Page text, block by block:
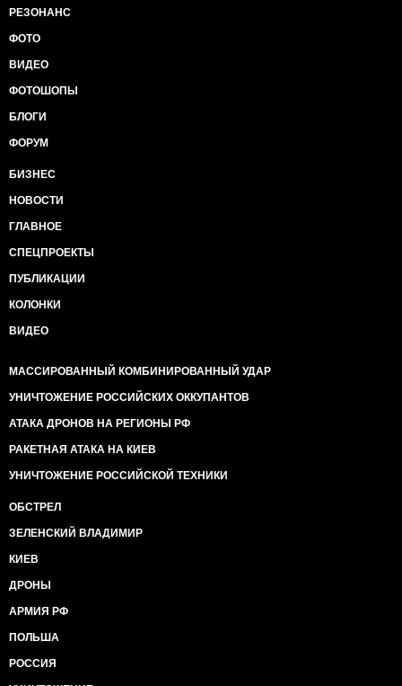
РЕЗОНАНС
ФОТО
ВИДЕО
ФОТОШОПЫ
БЛОГИ
ФОРУМ
БИЗНЕС
НОВОСТИ
ГЛАВНОЕ
СПЕЦПРОЕКТЫ
ПУБЛИКАЦИИ
КОЛОНКИ
ВИДЕО
МАССИРОВАННЫЙ КОМБИНИРОВАННЫЙ УДАР
УНИЧТОЖЕНИЕ РОССИЙСКИХ ОККУПАНТОВ
АТАКА ДРОНОВ НА РЕГИОНЫ РФ
РАКЕТНАЯ АТАКА НА КИЕВ
УНИЧТОЖЕНИЕ РОССИЙСКОЙ ТЕХНИКИ
ОБСТРЕЛ
ЗЕЛЕНСКИЙ ВЛАДИМИР
КИЕВ
ДРОНЫ
АРМИЯ РФ
ПОЛЬША
РОССИЯ